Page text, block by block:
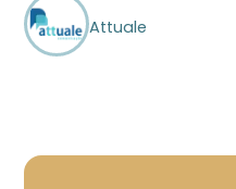
Attuale